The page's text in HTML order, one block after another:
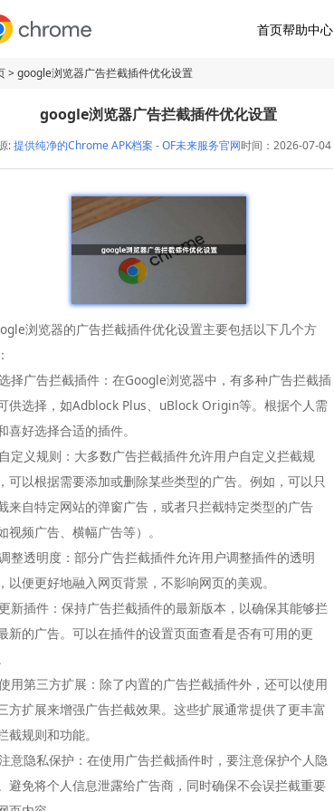
首页帮助中心
> google浏览器广告拦截插件优化设置
google浏览器广告拦截插件优化设置
:提供纯净的Chrome APK档案 - OF未来服务官网时间：2026-07-04
浏览器的广告拦截插件优化设置主要包括以下几个方
择广告拦截插件：在Google浏览器中，有多种广告拦截插
供选择，如Adblock Plus、uBlock Origin等。根据个人需
喜好选择合适的插件。
定义规则：大多数广告拦截插件允许用户自定义拦截规
可以根据需要添加或删除某些类型的广告。例如，可以只
来自特定网站的弹窗广告，或者只拦截特定类型的广告
如视频广告、横幅广告等）。
整透明度：部分广告拦截插件允许用户调整插件的透明
以便更好地融入网页背景，不影响网页的美观。
新插件：保持广告拦截插件的最新版本，以确保其能够拦
新的广告。可以在插件的设置页面查看是否有可用的更
用第三方扩展：除了内置的广告拦截插件外，还可以使用
方扩展来增强广告拦截效果。这些扩展通常提供了更丰富
截规则和功能。
意隐私保护：在使用广告拦截插件时，要注意保护个人隐
避免将个人信息泄露给广告商，同时确保不会误拦截重要